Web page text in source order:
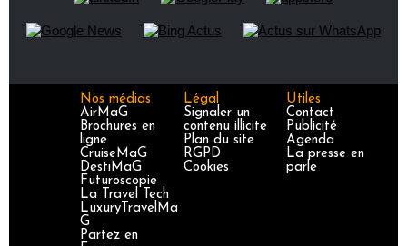
Nos médias
AirMaG
Brochures en
ligne
CruiseMaG
DestiMaG
Futuroscopie
La Travel Tech
LuxuryTravelMa
G
Partez en
Légal
Signaler un
contenu illicite
Plan du site
RGPD
Cookies
Utiles
Contact
Publicité
Agenda
La presse en
parle